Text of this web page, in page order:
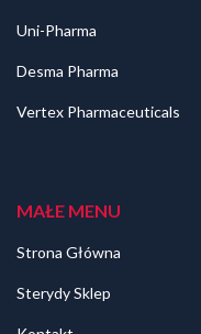
Uni-Pharma
Desma Pharma
Vertex Pharmaceuticals
MAŁE MENU
Strona Główna
Sterydy Sklep